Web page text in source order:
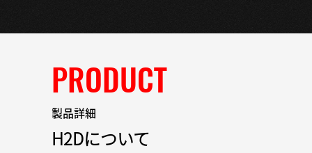
PRODUCT
製品詳細
H2Dについて